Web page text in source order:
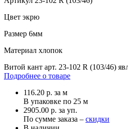
Цвет экрю
Размер 6мм
Материал хлопок
Витой кант арт. 23-102 R (103/46)
Подробнее о товаре
116.20 р. за м
В упаковке по 25 м
2905.00 р. за уп.
По сумме заказа – скидки